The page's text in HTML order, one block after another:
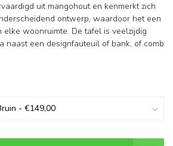
uit mangohout en kenmerkt zich
ontwerp, waardoor het een
elke woonruimte. De tafel is veelzijdig
naast een designfauteuil of bank, of comb